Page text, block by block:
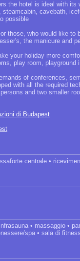
the hotel is ideal with
steamcabin, cavebath,
possible
those, who would like
the manicure and
your holiday more
play room,
of conferences,
with all the required
and two smaller
di Budapest
centrale •
• massaggio •
spa • sala di